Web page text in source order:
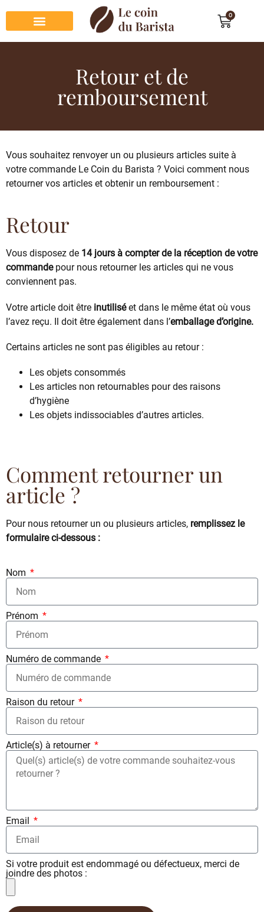
0
Retour et de
remboursement
Vous souhaitez renvoyer un ou plusieurs articles suite à
votre commande Le Coin du Barista ? Voici comment nous
retourner vos articles et obtenir un remboursement :
Retour
Vous disposez de 14 jours à compter de la réception de votre
commandepour nous retourner les articles qui ne vous
conviennent pas.
Votre article doit être inutiliséet dans le même état où vous
l’avez reçu. Il doit être également dans l’emballage d’origine.
Certains articles ne sont pas éligibles au retour :
Les objets consommés
Les articles non retournables pour des raisons
d’hygiène
Les objets indissociables d’autres articles.
Comment retourner un
article ?
Pour nous retourner un ou plusieurs articles, remplissez le
formulaire ci-dessous :
Nom
Prénom
Numéro de commande
Raison du retour
Article(s) à retourner
Email
Si votre produit est endommagé ou défectueux, merci de
joindre des photos :